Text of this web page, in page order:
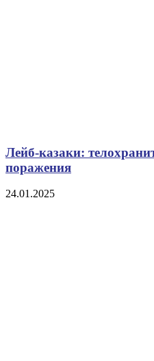
Лейб-казаки:
поражения
24.01.2025